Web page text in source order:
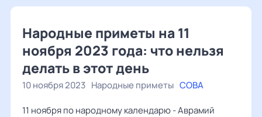
Народные приметы на 11
ноября 2023 года: что нельзя
делать в этот день
10 ноября 2023 Народные приметы СОВА
11 ноября по народному календарю - Аврамий